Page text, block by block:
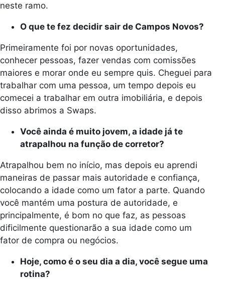
neste ramo.
O que te fez decidir sair de Campos Novos?
Primeiramente foi por novas oportunidades,
conhecer pessoas, fazer vendas com comissões
maiores e morar onde eu sempre quis. Cheguei para
trabalhar com uma pessoa, um tempo depois eu
comecei a trabalhar em outra imobiliária, e depois
disso abrimos a Swaps.
Você ainda é muito jovem, a idade já te
atrapalhou na função de corretor?
Atrapalhou bem no início, mas depois eu aprendi
maneiras de passar mais autoridade e confiança,
colocando a idade como um fator a parte. Quando
você mantém uma postura de autoridade, e
principalmente, é bom no que faz, as pessoas
dificilmente questionarão a sua idade como um
fator de compra ou negócios.
Hoje, como é o seu dia a dia, você segue uma
rotina?